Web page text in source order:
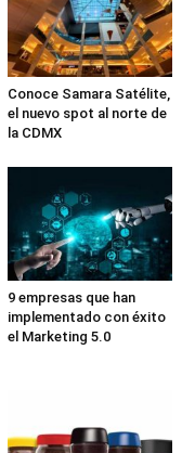
Conoce Samara Satélite,
el nuevo spot al norte de
la CDMX
9 empresas que han
implementado con éxito
el Marketing 5.0